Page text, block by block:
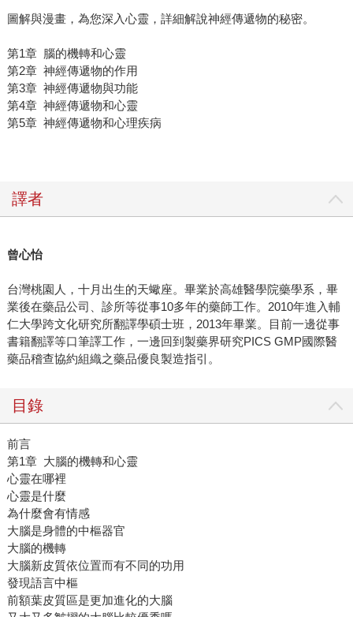
圖解與漫畫，為您深入心靈，詳細解說神經傳遞物的秘密。
第1章 腦的機轉和心靈
第2章 神經傳遞物的作用
第3章 神經傳遞物與功能
第4章 神經傳遞物和心靈
第5章 神經傳遞物和心理疾病
譯者
曾心怡
台灣桃園人，十月出生的天蠍座。畢業於高雄醫學院藥學系，畢
業後在藥品公司、診所等從事10多年的藥師工作。2010年進入輔
仁大學跨文化研究所翻譯學碩士班，2013年畢業。目前一邊從事
書籍翻譯等口筆譯工作，一邊回到製藥界研究PICS GMP國際醫
藥品稽查協約組織之藥品優良製造指引。
目錄
前言
第1章 大腦的機轉和心靈
心靈在哪裡
心靈是什麼
為什麼會有情感
大腦是身體的中樞器官
大腦的機轉
大腦新皮質依位置而有不同的功用
發現語言中樞
前額葉皮質區是更加進化的大腦